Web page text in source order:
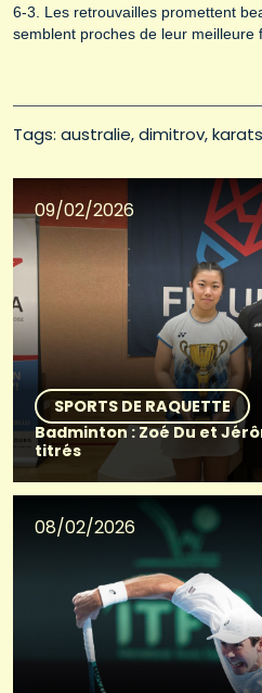
6-3. Les retrouvailles promettent
semblent proches de leur meilleure
Tags: australie dimitrov
09/02/2026
SPORTS DE RAQUETTE
Badminton : Zoé Du et
titrés
08/02/2026